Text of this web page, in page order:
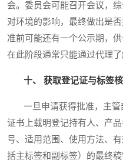
会。委员会可能召开会议，
对环境的影响，最终做出是
准前可能还有一个公示期，
在此阶段通常只能通过代理了
十、 获取登记证与标签
一旦申请获得批准，主管
证书上载明登记持有人、产
号、适用范围、使用方法、
括主标签和副标签）的最终